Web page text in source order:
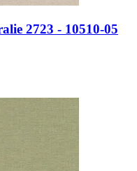
2723 - 10510-05